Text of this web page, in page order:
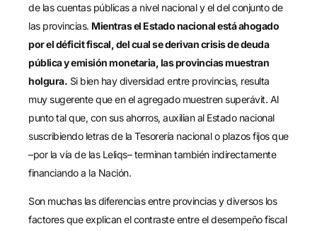
de las cuentas públicas a nivel nacional y el del conjunto de
las provincias. Mientras el Estado nacional está ahogado
por el déficit fiscal, del cual se derivan crisis de deuda
pública y emisión monetaria, las provincias muestran
holgura. Si bien hay diversidad entre provincias, resulta
muy sugerente que en el agregado muestren superávit. Al
punto tal que, con sus ahorros, auxilian al Estado nacional
suscribiendo letras de la Tesorería nacional o plazos fijos que
–por la vía de las Leliqs– terminan también indirectamente
financiando a la Nación.
Son muchas las diferencias entre provincias y diversos los
factores que explican el contraste entre el desempeño fiscal